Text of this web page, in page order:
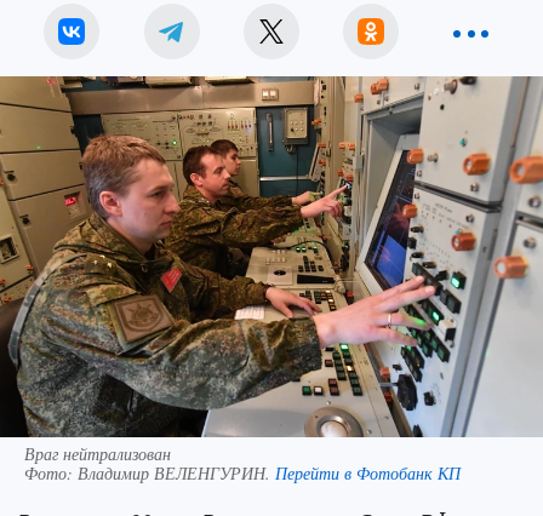
Враг нейтрализован
Фото: Владимир ВЕЛЕНГУРИН. Перейти в Фотобанк КП